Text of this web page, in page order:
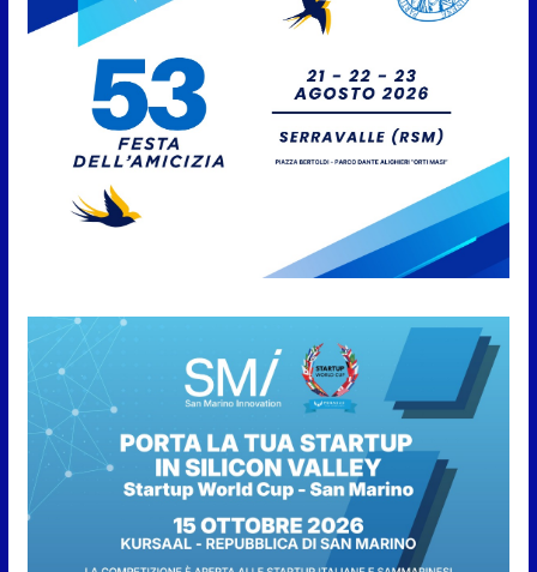
campionato tra acque dolci e di
5 Agosto 2026
San Marino. Il 6 agosto è ancora
Giovedì in Centro. Il Centro
storico torna protagonista di
sera tra shopping, cultura e
5 Agosto 2026